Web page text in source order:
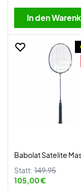
In den
Babolat Satelite
Statt: 149,95
105,00 €